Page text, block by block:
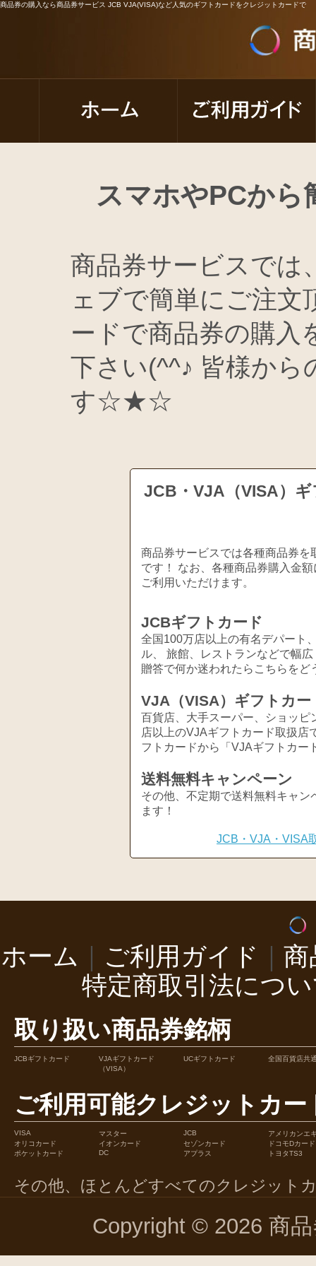
商品券の購入なら商品券サービス JCB VJA(VISA)など人気のギフトカードをクレジットカードで
スマホやPCか
商品券サービスでは
ェブで簡単にご注
ードで商品券の購入
下さい(^^♪ 皆様から
す☆★☆
JCB・VJA（VISA）
商品券サービスでは各種商品券
です！ なお、各種商品券購入金
ご利用いただけます。
JCBギフトカード
全国100万店以上の有名デパート
ル、 旅館、レストランなどで幅
贈答で何か迷われたらこちらをど
VJA（VISA）ギフトカー
百貨店、大手スーパー、ショッ
店以上のVJAギフトカード取扱店
フトカードから「VJAギフトカー
送料無料キャンペーン
その他、不定期で送料無料キャ
ます！
JCB・VJA・VISA
ホーム ご利用ガイド
商
特定商取引法につ
取り扱い商品券銘柄
JCBギフトカード
VJAギフトカード
（VISA）
UCギフトカード 全国百貨店共
ご利用可能クレジットカー
VISA マスター JCB
アメリカンエ
オリコカード
イオンカード セゾンカード
ドコモDカード
ポケットカード
DC アプラス トヨタTS3
その他、ほとんどすべてのクレジット
Copyright © 2026 商